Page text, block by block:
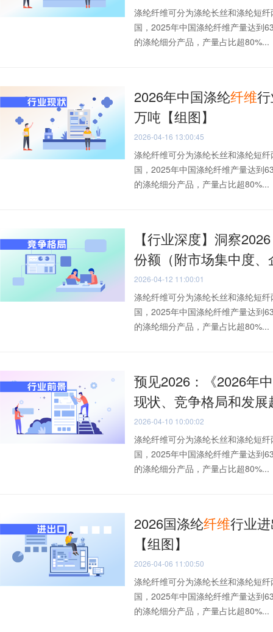
涤纶纤维可分为涤纶长丝和涤纶短
国，2025年中国涤纶纤维产量达到
的涤纶细分产品，产量占比超80%...
2026年中国涤纶纤维
万吨【组图】
2026-04-16 13:00:45
涤纶纤维可分为涤纶长丝和涤纶短
国，2025年中国涤纶纤维产量达到
的涤纶细分产品，产量占比超80%...
【行业深度】洞察
份额（附市场集中度
2026-04-12 11:00:01
涤纶纤维可分为涤纶长丝和涤纶短
国，2025年中国涤纶纤维产量达到
的涤纶细分产品，产量占比超80%...
预见2026：《2026年
现状、竞争格局和发展
2026-04-10 10:00:02
涤纶纤维可分为涤纶长丝和涤纶短
国，2025年中国涤纶纤维产量达到
的涤纶细分产品，产量占比超80%...
2026国涤纶纤维行业
【组图】
2026-04-06 11:00:50
涤纶纤维可分为涤纶长丝和涤纶短
国，2025年中国涤纶纤维产量达到
的涤纶细分产品，产量占比超80%...